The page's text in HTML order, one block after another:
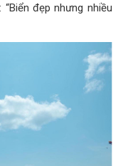
đẹp nhưng nhiều